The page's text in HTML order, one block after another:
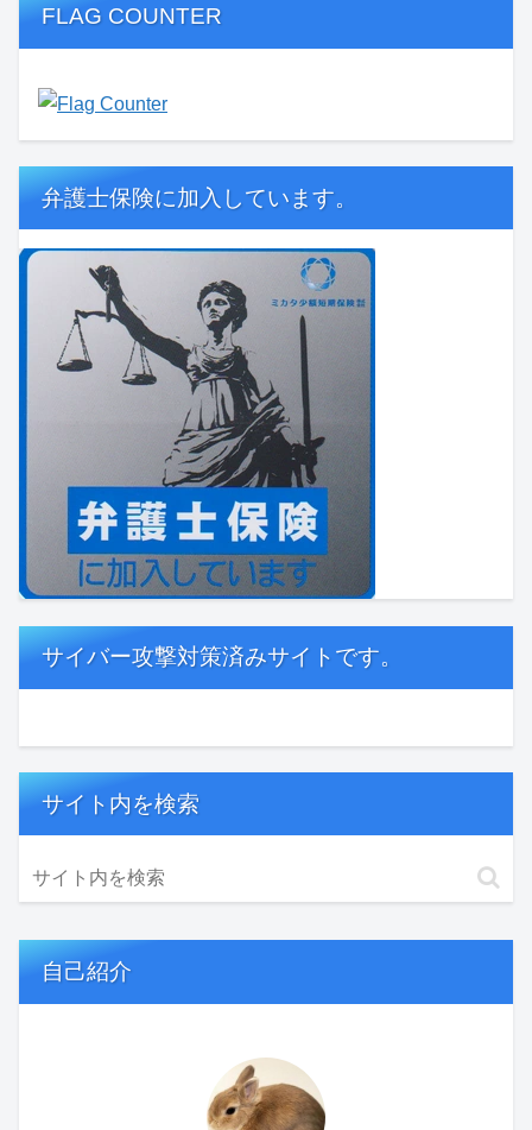
FLAG COUNTER
弁護士保険に加入しています。
サイバー攻撃対策済みサイトです。
サイト内を検索
自己紹介